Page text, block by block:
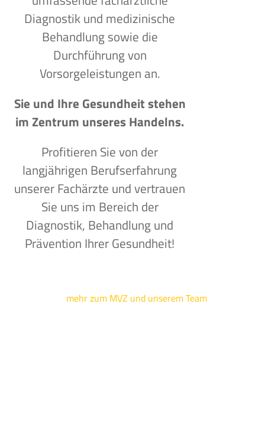
Diagnostik und medizinische
Behandlung sowie die
Durchführung von
Vorsorgeleistungen an.
Sie und Ihre Gesundheit stehen
im Zentrum unseres Handelns.
Profitieren Sie von der
langjährigen Berufserfahrung
unserer Fachärzte und vertrauen
Sie uns im Bereich der
Diagnostik, Behandlung und
Prävention Ihrer Gesundheit!
mehr zum MVZ und unserem Team